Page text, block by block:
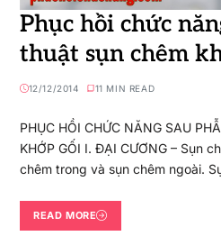
Phục hồi chức
thuật sụn chêm
12/12/2014 11 MIN READ
PHỤC HỒI CHỨC NĂNG SAU
KHỚP GỐI I. ĐẠI CƯƠNG – Sụn
chêm trong và sụn chêm ngoài.
READ MORE